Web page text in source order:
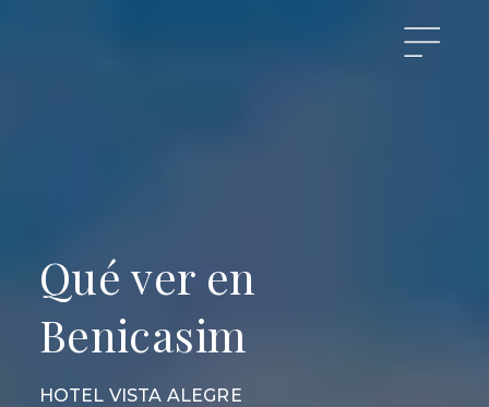
Qué ver en
Benicasim
HOTEL VISTA ALEGRE